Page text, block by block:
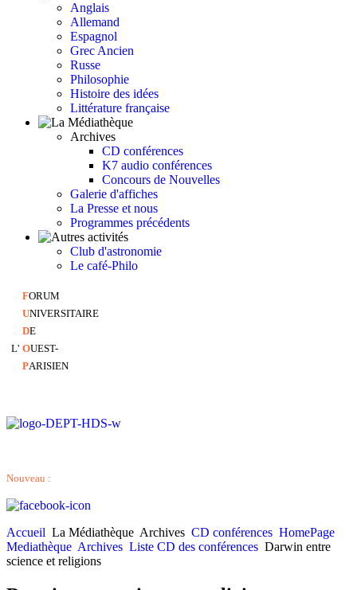
Anglais
Allemand
Espagnol
Grec Ancien
Russe
Philosophie
Histoire des idées
Littérature française
Archives
CD conférences
K7 audio conférences
Concours de Nouvelles
Galerie d'affiches
La Presse et nous
Programmes précédents
Club d'astronomie
Le café-Philo
FORUM
UNIVERSITAIRE
DE
L' OUEST-
PARISIEN
Nouveau :
Accueil La Médiathèque Archives CD conférences HomePage
Mediathèque Archives Liste CD des conférences Darwin entre
science et religions